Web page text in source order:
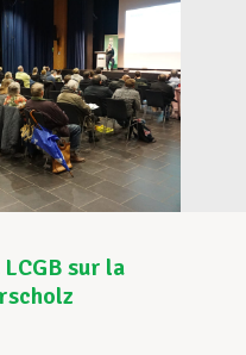
sur la